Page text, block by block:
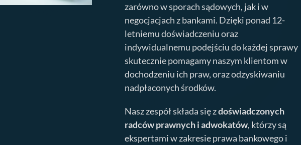
zarówno w sporach sądowych, jak i w
negocjacjach z bankami. Dzięki ponad 12-
letniemu doświadczeniu oraz
indywidualnemu podejściu do każdej sprawy
skutecznie pomagamy naszym klientom w
dochodzeniu ich praw, oraz odzyskiwaniu
nadpłaconych środków.
Nasz zespół składa się zdoświadczonych
radców prawnych i adwokatów, którzy są
ekspertami w zakresie prawa bankowego i